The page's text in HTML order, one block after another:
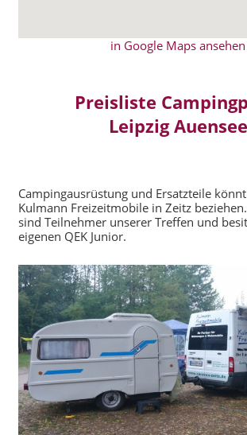
in Google Maps ansehen
Preisliste
Leipzig Auensee
Campingausrüstung und Ersatzteile
Kulmann Freizeitmobile in Zeitz
sind Teilnehmer unserer Treffen und
eigenen QEK Junior.